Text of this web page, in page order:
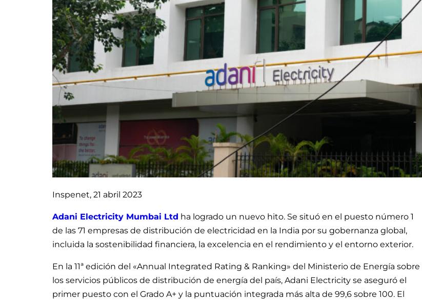
Inspenet, 21 abril 2023
Adani Electricity Mumbai Ltd ha logrado un nuevo hito. Se situó en el puesto número 1
de las 71 empresas de distribución de electricidad en la India por su gobernanza global,
incluida la sostenibilidad financiera, la excelencia en el rendimiento y el entorno exterior.
En la 11ª edición del «Annual Integrated Rating & Ranking» del Ministerio de Energía sobre
los servicios públicos de distribución de energía del país, Adani Electricity se aseguró el
primer puesto con el Grado A+ y la puntuación integrada más alta de 99,6 sobre 100. El